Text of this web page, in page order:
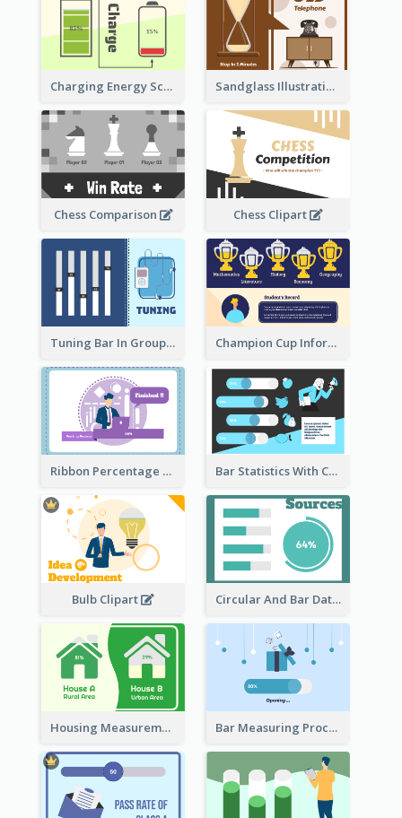
Charging Energy Schematic Diagram Sandglass Illustration About Telephone
Chess Comparison Chess Clipart
Tuning Bar In Groups Champion Cup Informative Record
Ribbon Percentage Measurement Bar Statistics With Comparison
Bulb Clipart Circular And Bar Data
Housing Measurement Comparison Bar Measuring Process